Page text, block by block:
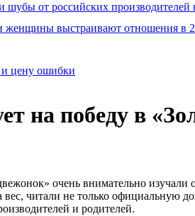
от российских
женщины выстраивают отношения в
и цену ошибки
на победу в
очень внимательно
читали не только официальную
и родителей.